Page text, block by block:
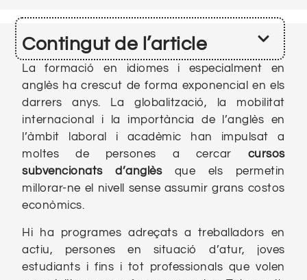
Contingut de l’article
La formació en idiomes i especialment en
anglès ha crescut de forma exponencial en els
darrers anys. La globalització, la mobilitat
internacional i la importància de l’anglès en
l’àmbit laboral i acadèmic han impulsat a
moltes de persones a cercar cursos
subvencionats d’anglèsque els permetin
millorar-ne el nivell sense assumir grans costos
econòmics.
Hi ha programes adreçats a treballadors en
actiu, persones en situació d’atur, joves
estudiants i fins i tot professionals que volen